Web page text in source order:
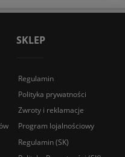
opinii. Naszym
potwierdza nasze
SKLEP
Regulamin
Polityka prywatności
Zwroty i reklamacje
Program lojalnościowy
Regulamin (SK)